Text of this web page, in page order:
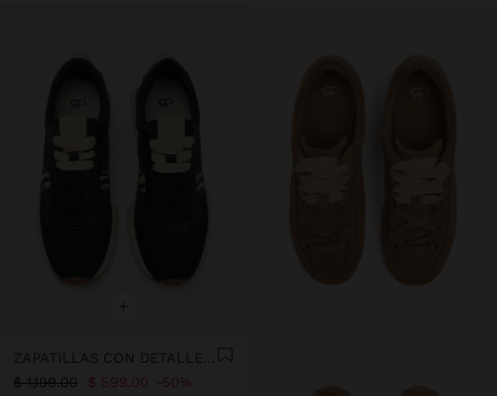
+
ZAPATILLAS CON DETALLES ESTAMPADO ANIMAL
$ 1,199.00 $ 599.00 50%